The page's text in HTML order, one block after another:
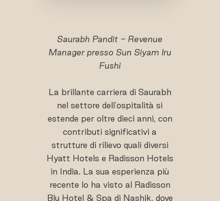
Saurabh Pandit - Revenue
Manager presso Sun Siyam Iru
Fushi
La brillante carriera di Saurabh
nel settore dell'ospitalità si
estende per oltre dieci anni, con
contributi significativi a
strutture di rilievo quali diversi
Hyatt Hotels e Radisson Hotels
in India. La sua esperienza più
recente lo ha visto al Radisson
Blu Hotel & Spa di Nashik, dove